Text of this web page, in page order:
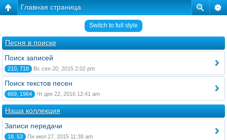
Главная страница
Switch to full style
Песня в поиске
Поиск записей
210, 718 Вс сен 20, 2015 2:02 pm
Поиск текстов песен
669, 1964 Чт дек 22, 2016 12:41 am
Наша коллекция
Записи передачи
18, 53 Пн июл 27, 2015 11:38 am